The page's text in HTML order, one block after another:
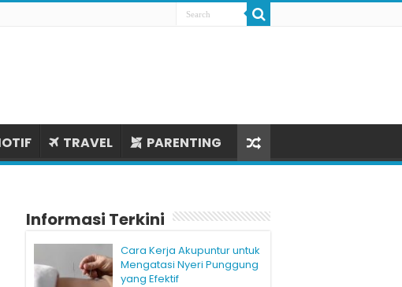
TRAVEL PARENTING
Informasi Terkini
Cara Kerja Akupuntur untuk
Mengatasi Nyeri Punggung
yang Efektif